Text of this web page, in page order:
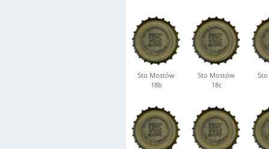
Sto Mostów
18b
Sto Mostów
18c